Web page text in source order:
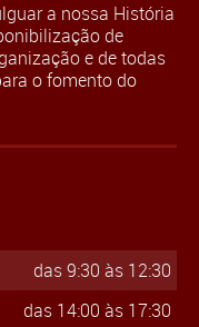
a nossa História
de
e de todas
o fomento do
das 9:30 às 12:30
das 14:00 às 17:30